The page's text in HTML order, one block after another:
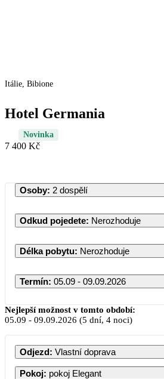
Itálie, Bibione
Hotel Germania
Novinka
7 400 Kč
Osoby: 2 dospělí
Odkud pojedete: Nerozhoduje
Délka pobytu: Nerozhoduje
Termín: 05.09 - 09.09.2026
Září 2026
PO ÚT ST ČT
1 2 3
Nejlepší možnost v tomto období:
05.09 - 09.09.2026 (5 dní, 4 noci)
Odjezd: Vlastní doprava
Pokoj: pokoj Elegant